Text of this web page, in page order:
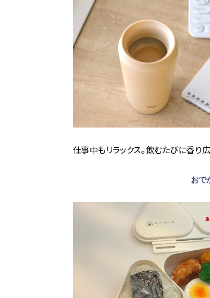
仕事中もリラックス。飲むたびに香り
おで